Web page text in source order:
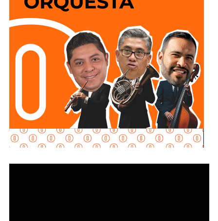
lleva a cabo el proceso de potabilización del agua, para
continuar con la limpieza y mantenimiento integral de las
instalaciones de la planta.
La siguiente etapa contempla el equipamiento de los
tanques de floculación y sedimentación, donde las
partículas e impurezas que contiene el agua se agrupan y
posteriormente se depositan en el fondo, permitiendo
separar el agua más clara para que continúe con las
etapas de filtración y desinfección antes de su
distribución.